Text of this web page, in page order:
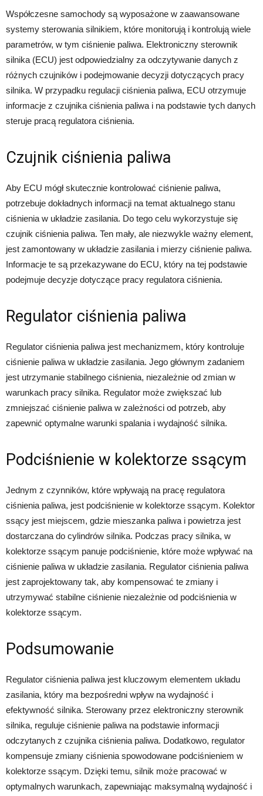
Współczesne samochody są wyposażone w zaawansowane
systemy sterowania silnikiem, które monitorują i kontrolują wiele
parametrów, w tym ciśnienie paliwa. Elektroniczny sterownik
silnika (ECU) jest odpowiedzialny za odczytywanie danych z
różnych czujników i podejmowanie decyzji dotyczących pracy
silnika. W przypadku regulacji ciśnienia paliwa, ECU otrzymuje
informacje z czujnika ciśnienia paliwa i na podstawie tych danych
steruje pracą regulatora ciśnienia.
Czujnik ciśnienia paliwa
Aby ECU mógł skutecznie kontrolować ciśnienie paliwa,
potrzebuje dokładnych informacji na temat aktualnego stanu
ciśnienia w układzie zasilania. Do tego celu wykorzystuje się
czujnik ciśnienia paliwa. Ten mały, ale niezwykle ważny element,
jest zamontowany w układzie zasilania i mierzy ciśnienie paliwa.
Informacje te są przekazywane do ECU, który na tej podstawie
podejmuje decyzje dotyczące pracy regulatora ciśnienia.
Regulator ciśnienia paliwa
Regulator ciśnienia paliwa jest mechanizmem, który kontroluje
ciśnienie paliwa w układzie zasilania. Jego głównym zadaniem
jest utrzymanie stabilnego ciśnienia, niezależnie od zmian w
warunkach pracy silnika. Regulator może zwiększać lub
zmniejszać ciśnienie paliwa w zależności od potrzeb, aby
zapewnić optymalne warunki spalania i wydajność silnika.
Podciśnienie w kolektorze ssącym
Jednym z czynników, które wpływają na pracę regulatora
ciśnienia paliwa, jest podciśnienie w kolektorze ssącym. Kolektor
ssący jest miejscem, gdzie mieszanka paliwa i powietrza jest
dostarczana do cylindrów silnika. Podczas pracy silnika, w
kolektorze ssącym panuje podciśnienie, które może wpływać na
ciśnienie paliwa w układzie zasilania. Regulator ciśnienia paliwa
jest zaprojektowany tak, aby kompensować te zmiany i
utrzymywać stabilne ciśnienie niezależnie od podciśnienia w
kolektorze ssącym.
Podsumowanie
Regulator ciśnienia paliwa jest kluczowym elementem układu
zasilania, który ma bezpośredni wpływ na wydajność i
efektywność silnika. Sterowany przez elektroniczny sterownik
silnika, reguluje ciśnienie paliwa na podstawie informacji
odczytanych z czujnika ciśnienia paliwa. Dodatkowo, regulator
kompensuje zmiany ciśnienia spowodowane podciśnieniem w
kolektorze ssącym. Dzięki temu, silnik może pracować w
optymalnych warunkach, zapewniając maksymalną wydajność i